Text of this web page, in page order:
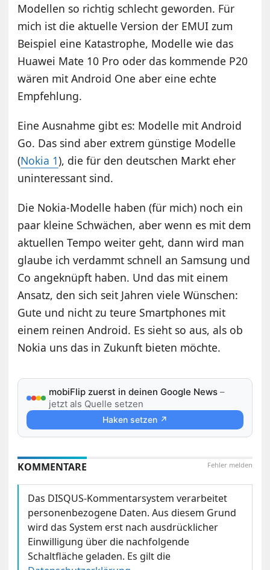
Modellen so richtig schlecht geworden. Für
mich ist die aktuelle Version der EMUI zum
Beispiel eine Katastrophe, Modelle wie das
Huawei Mate 10 Pro oder das kommende P20
wären mit Android One aber eine echte
Empfehlung.
Eine Ausnahme gibt es: Modelle mit Android
Go. Das sind aber extrem günstige Modelle
(Nokia 1), die für den deutschen Markt eher
uninteressant sind.
Die Nokia-Modelle haben (für mich) noch ein
paar kleine Schwächen, aber wenn es mit dem
aktuellen Tempo weiter geht, dann wird man
glaube ich verdammt schnell an Samsung und
Co angeknüpft haben. Und das mit einem
Ansatz, den sich seit Jahren viele Wünschen:
Gute und nicht zu teure Smartphones mit
einem reinen Android. Es sieht so aus, als ob
Nokia uns das in Zukunft bieten möchte.
mobiFlip zuerst in deinen Google News –
jetzt als Quelle setzen
Haken setzen ↗
Fehler melden
KOMMENTARE
Das DISQUS-Kommentarsystem verarbeitet
personenbezogene Daten. Aus diesem Grund
wird das System erst nach ausdrücklicher
Einwilligung über die nachfolgende
Schaltfläche geladen. Es gilt die